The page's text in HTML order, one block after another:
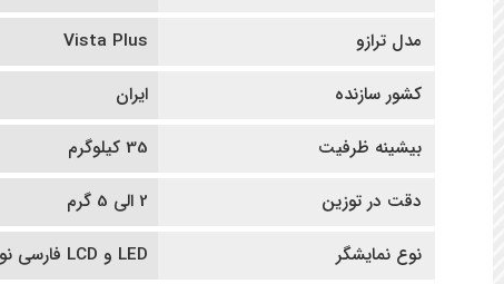
مدل ترازو
Vista Plus
کشور سازنده
ایران
بیشینه ظرفیت
35 کیلوگرم
دقت در توزین
2 الی 5 گرم
نوع نمایشگر
LED و LCD فارسی نویس